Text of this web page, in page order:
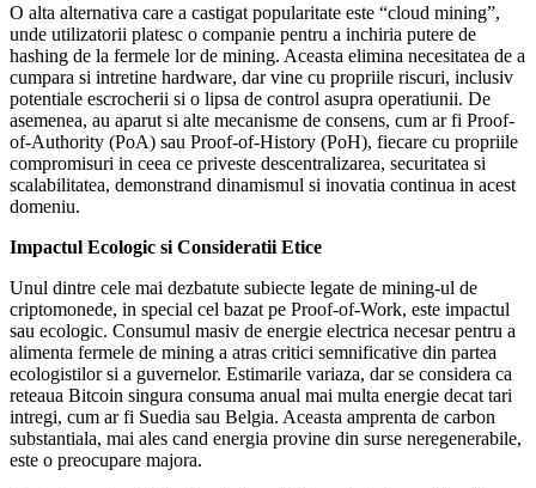
O alta alternativa care a castigat popularitate este “cloud mining”,
unde utilizatorii platesc o companie pentru a inchiria putere de
hashing de la fermele lor de mining. Aceasta elimina necesitatea de a
cumpara si intretine hardware, dar vine cu propriile riscuri, inclusiv
potentiale escrocherii si o lipsa de control asupra operatiunii. De
asemenea, au aparut si alte mecanisme de consens, cum ar fi Proof-
of-Authority (PoA) sau Proof-of-History (PoH), fiecare cu propriile
compromisuri in ceea ce priveste descentralizarea, securitatea si
scalabilitatea, demonstrand dinamismul si inovatia continua in acest
domeniu.
Impactul Ecologic si Consideratii Etice
Unul dintre cele mai dezbatute subiecte legate de mining-ul de
criptomonede, in special cel bazat pe Proof-of-Work, este impactul
sau ecologic. Consumul masiv de energie electrica necesar pentru a
alimenta fermele de mining a atras critici semnificative din partea
ecologistilor si a guvernelor. Estimarile variaza, dar se considera ca
reteaua Bitcoin singura consuma anual mai multa energie decat tari
intregi, cum ar fi Suedia sau Belgia. Aceasta amprenta de carbon
substantiala, mai ales cand energia provine din surse neregenerabile,
este o preocupare majora.